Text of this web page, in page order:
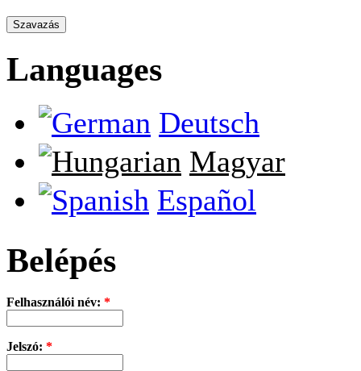
Languages
Deutsch
Magyar
Español
Belépés
Felhasználói név: *
Jelszó: *